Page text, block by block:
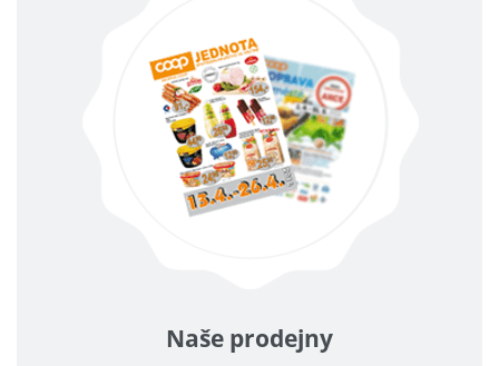
Naše prodejny